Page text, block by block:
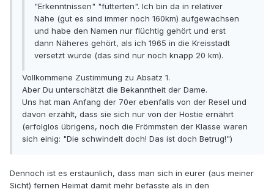
"Erkenntnissen" "fütterten". Ich bin da in relativer
Nähe (gut es sind immer noch 160km) aufgewachsen
und habe den Namen nur flüchtig gehört und erst
dann Näheres gehört, als ich 1965 in die Kreisstadt
versetzt wurde (das sind nur noch knapp 20 km).
Vollkommene Zustimmung zu Absatz 1.
Aber Du unterschätzt die Bekanntheit der Dame.
Uns hat man Anfang der 70er ebenfalls von der Resel und
davon erzählt, dass sie sich nur von der Hostie ernährt
(erfolglos übrigens, noch die Frömmsten der Klasse waren
sich einig: "Die schwindelt doch! Das ist doch Betrug!")
Dennoch ist es erstaunlich, dass man sich in eurer (aus meiner
Sicht) fernen Heimat damit mehr befasste als in den